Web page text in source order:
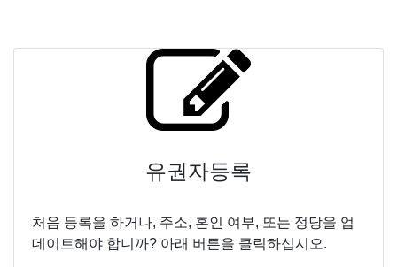
유권자등록
처음 등록을 하거나, 주소, 혼인 여부, 또는 정당을 업
데이트해야 합니까? 아래 버튼을 클릭하십시오.